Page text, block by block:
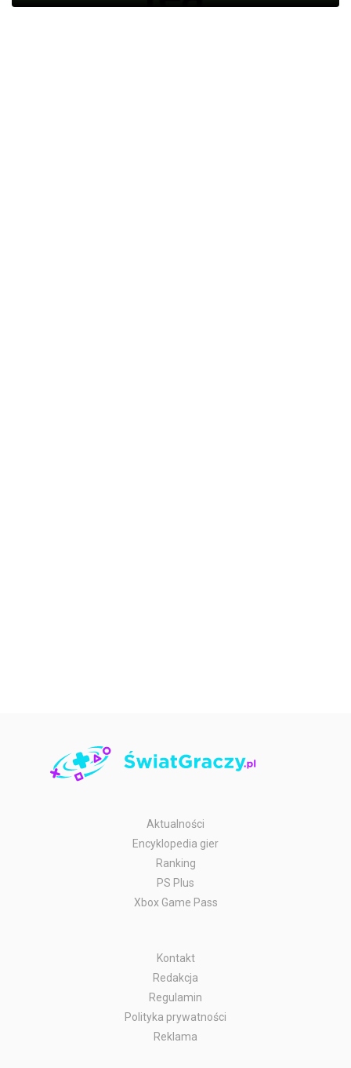
Aktualności
Encyklopedia gier
Ranking
PS Plus
Xbox Game Pass
Kontakt
Redakcja
Regulamin
Polityka prywatności
Reklama